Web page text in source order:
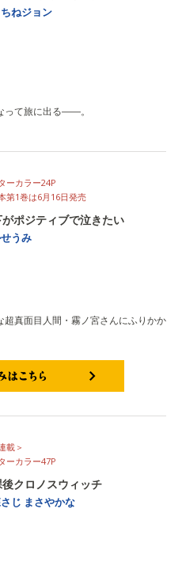
ねジョン
って旅に出る――。
ーカラー24P
第1巻は6月16日発売
ポジティブで泣きたい
うみ
真面目人間・霧ノ宮さんにふりかか
載＞
ーカラー47P
クロノスウィッチ
じ まさやかな